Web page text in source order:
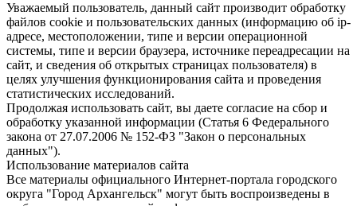
Уважаемый пользователь, данный сайт производит обработку
файлов cookie и пользовательских данных (информацию об ip-
адресе, местоположении, типе и версии операционной
системы, типе и версии браузера, источнике переадресации на
сайт, и сведения об открытых страницах пользователя) в
целях улучшения функционирования сайта и проведения
статистических исследований.
Продолжая использовать сайт, вы даете согласие на сбор и
обработку указанной информации (Статья 6 Федерального
закона от 27.07.2006 № 152-ФЗ "Закон о персональных
данных").
Использование материалов сайта
Все материалы официального Интернет-портала городского
округа "Город Архангельск" могут быть воспроизведены в